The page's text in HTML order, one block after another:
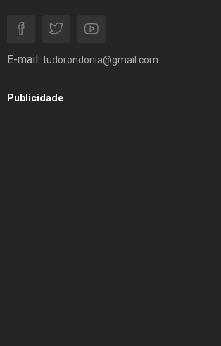
E-mail: tudorondonia@gmail.com
Publicidade